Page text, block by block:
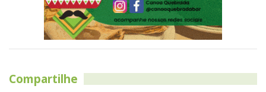
Compartilhe